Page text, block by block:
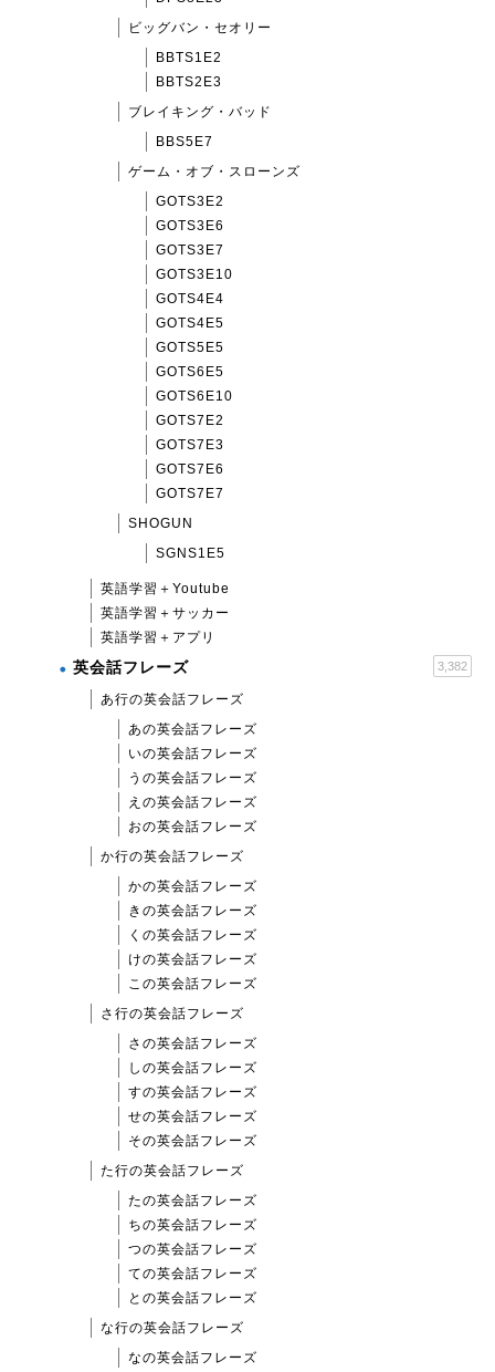
ビッグバン・セオリー
BBTS1E2
BBTS2E3
ブレイキング・バッド
BBS5E7
ゲーム・オブ・スローンズ
GOTS3E2
GOTS3E6
GOTS3E7
GOTS3E10
GOTS4E4
GOTS4E5
GOTS5E5
GOTS6E5
GOTS6E10
GOTS7E2
GOTS7E3
GOTS7E6
GOTS7E7
SHOGUN
SGNS1E5
英語学習＋Youtube
英語学習＋サッカー
英語学習＋アプリ
英会話フレーズ 3,382
あ行の英会話フレーズ
あの英会話フレーズ
いの英会話フレーズ
うの英会話フレーズ
えの英会話フレーズ
おの英会話フレーズ
か行の英会話フレーズ
かの英会話フレーズ
きの英会話フレーズ
くの英会話フレーズ
けの英会話フレーズ
この英会話フレーズ
さ行の英会話フレーズ
さの英会話フレーズ
しの英会話フレーズ
すの英会話フレーズ
せの英会話フレーズ
その英会話フレーズ
た行の英会話フレーズ
たの英会話フレーズ
ちの英会話フレーズ
つの英会話フレーズ
ての英会話フレーズ
との英会話フレーズ
な行の英会話フレーズ
なの英会話フレーズ